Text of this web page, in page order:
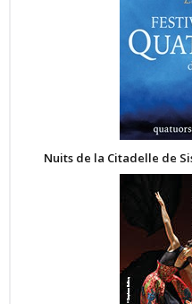
Nuits de la Citadelle de